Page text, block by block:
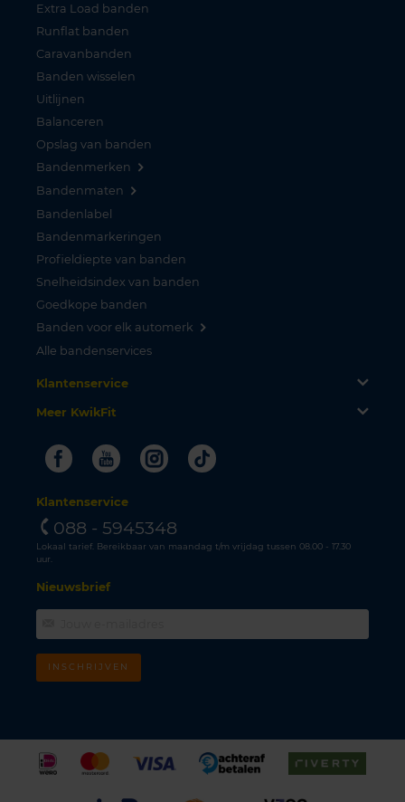
Extra Load banden
Runflat banden
Caravanbanden
Banden wisselen
Uitlijnen
Balanceren
Opslag van banden
Bandenmerken
Bandenmaten
Bandenlabel
Bandenmarkeringen
Profieldiepte van banden
Snelheidsindex van banden
Goedkope banden
Banden voor elk automerk
Alle bandenservices
Klantenservice
Meer KwikFit
FacebookYoutubeInstagram
Tiktok
Klantenservice
088 - 5945348
Lokaal tarief. Bereikbaar van maandag t/m vrijdag tussen 08.00 - 17.30
uur.
Nieuwsbrief
INSCHRIJVEN